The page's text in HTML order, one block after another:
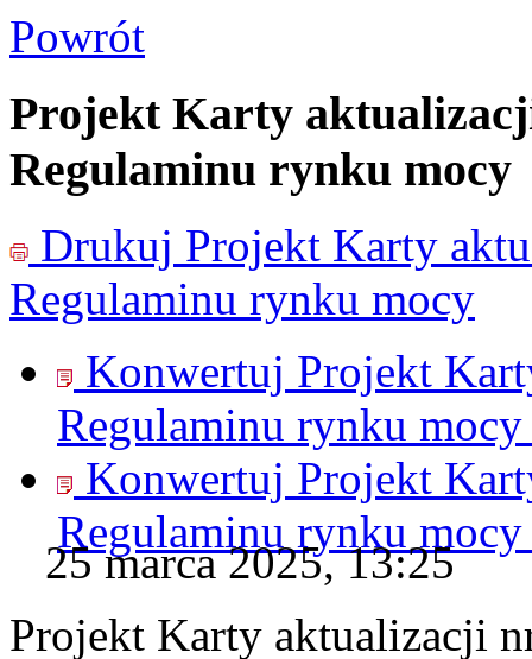
Powrót
Projekt Karty
Regulaminu rynku mocy
Drukuj Projekt Karty
Regulaminu rynku mocy
Konwertuj Projekt
Regulaminu rynku
Konwertuj Projekt
Regulaminu rynku
25 marca 2025, 13:25
Projekt Karty aktualizacji